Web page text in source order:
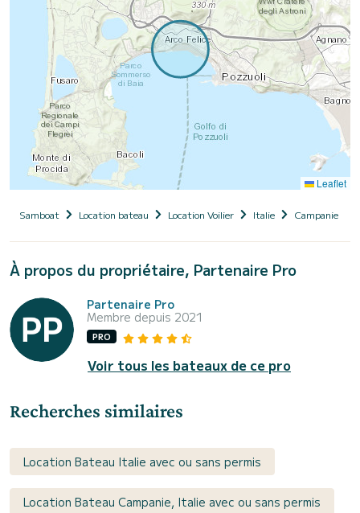
Leaflet
Samboat Location bateau Location Voilier Italie Campanie
À propos du propriétaire, Partenaire Pro
Partenaire Pro
Membre depuis 2021
PRO
Voir tous les bateaux de ce pro
Recherches similaires
Location Bateau Italie avec ou sans permis
Location Bateau Campanie, Italie avec ou sans permis